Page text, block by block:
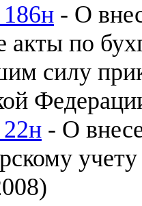
- О
акты по
силу
- О